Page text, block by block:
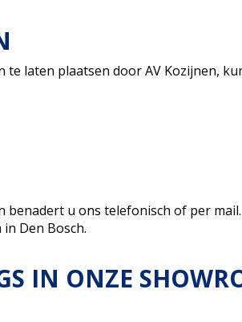
laten plaatsen door AV Kozijnen,
benadert u ons telefonisch of per
Den Bosch.
IN ONZE